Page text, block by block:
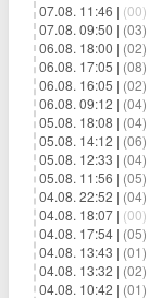
07.08. 11:46 | (00)
07.08. 09:50 | (03)
06.08. 18:00 | (02)
06.08. 17:05 | (08)
06.08. 16:05 | (02)
06.08. 09:12 | (04)
05.08. 18:08 | (04)
05.08. 14:12 | (06)
05.08. 12:33 | (04)
05.08. 11:56 | (05)
04.08. 22:52 | (04)
04.08. 18:07 | (00)
04.08. 17:54 | (05)
04.08. 13:43 | (01)
04.08. 13:32 | (02)
04.08. 10:42 | (01)